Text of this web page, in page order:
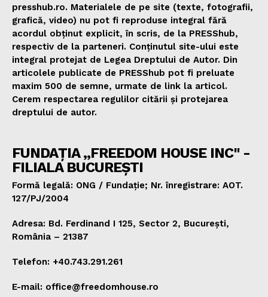
presshub.ro. Materialele de pe site (texte, fotografii,
grafică, video) nu pot fi reproduse integral fără
acordul obținut explicit, în scris, de la PRESShub,
respectiv de la parteneri. Conținutul site-ului este
integral protejat de Legea Dreptului de Autor. Din
articolele publicate de PRESShub pot fi preluate
maxim 500 de semne, urmate de link la articol.
Cerem respectarea regulilor citării și protejarea
dreptului de autor.
FUNDAȚIA „FREEDOM HOUSE INC" -
FILIALA BUCUREȘTI
Formă legală: ONG / Fundație; Nr. înregistrare: AOT.
127/PJ/2004
Adresa: Bd. Ferdinand I 125, Sector 2, București,
România – 21387
Telefon: +40.743.291.261
E-mail: office@freedomhouse.ro